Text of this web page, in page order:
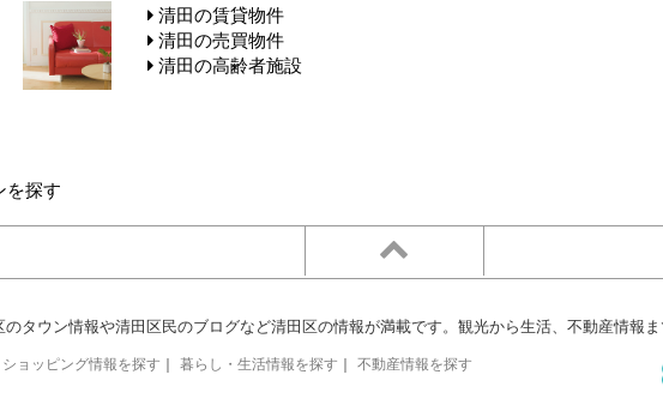
清田の賃貸物件
清田の売買物件
清田の高齢者施設
を探す
タウン情報や清田区民のブログなど清田区の情報が満載です。観光から生活、不動産情報
ショッピング情報を探す ｜ 暮らし・生活情報を探す ｜ 不動産情報を探す